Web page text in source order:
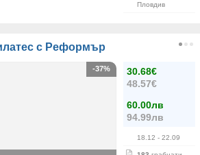
Пловдив
с Реформър
30.68€
48.57€
60.00лв
94.99лв
18.12 - 22.09
-37%